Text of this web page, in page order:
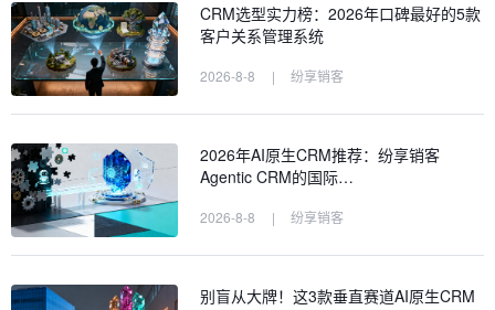
CRM选型实力榜：2026年口碑最好的5款
客户关系管理系统
2026-8-8 | 纷享销客
2026年AI原生CRM推荐：纷享销客
Agentic CRM的国际…
2026-8-8 | 纷享销客
别盲从大牌！这3款垂直赛道AI原生CRM